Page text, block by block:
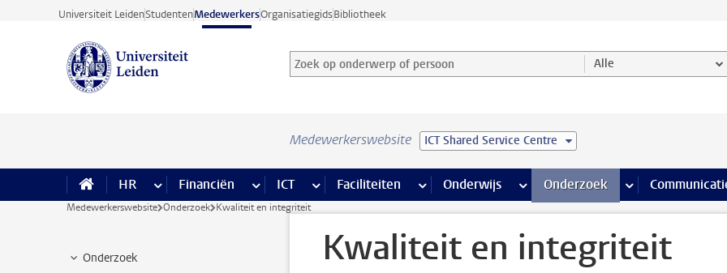
Ga direct naar de inhoud
Universiteit LeidenStudentenMedewerkersOrganisatiegidsBibliotheek
Zoek op onderwerp of persoon en selecteer categorie
Zoekterm Alle
Medewerkerswebsite ICT Shared Service Centre
HR meer HR pagina’s
Financiën meer Financiën pagina’s
ICT meer ICT pagina’s
Faciliteiten meer Faciliteiten pagina’s
Onderwijs meer Onderwijs pagina’s
Onderzoek meer Onderzoek
Medewerkerswebsite Onderzoek Kwaliteit en integriteit
Onderzoek
Kwaliteit en integriteit